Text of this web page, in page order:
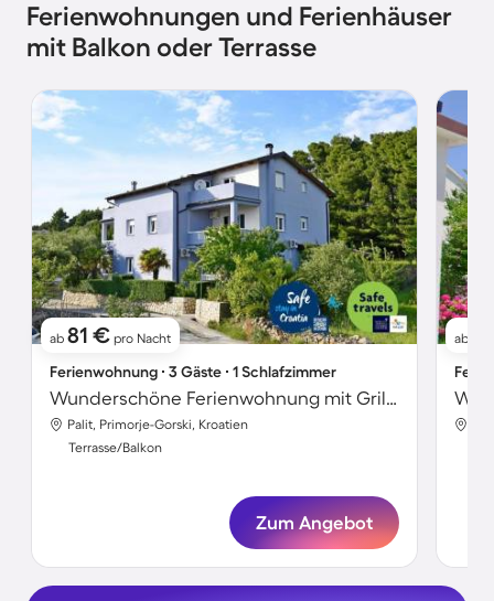
Ferienwohnungen und Ferienhäuser
mit Balkon oder Terrasse
ab 81 € pro Nacht
Ferienwohnung ∙ 3 Gäste ∙ 1 Schlafzimmer
Wunderschöne Ferienwohnung mit Grill, schnellem Internet und Garten
Palit, Primorje-Gorski, Kroatien
Terrasse/Balkon
Zum Angebot
ab